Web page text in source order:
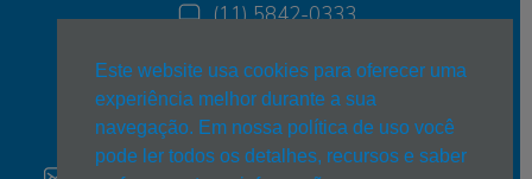
(11) 5842-0333
(11) 5842-0333
estrelanova@estrelanova.org.br
Este website usa cookies para oferecer uma
experiência melhor durante a sua
navegação. Em nossa política de uso você
pode ler todos os detalhes, recursos e saber